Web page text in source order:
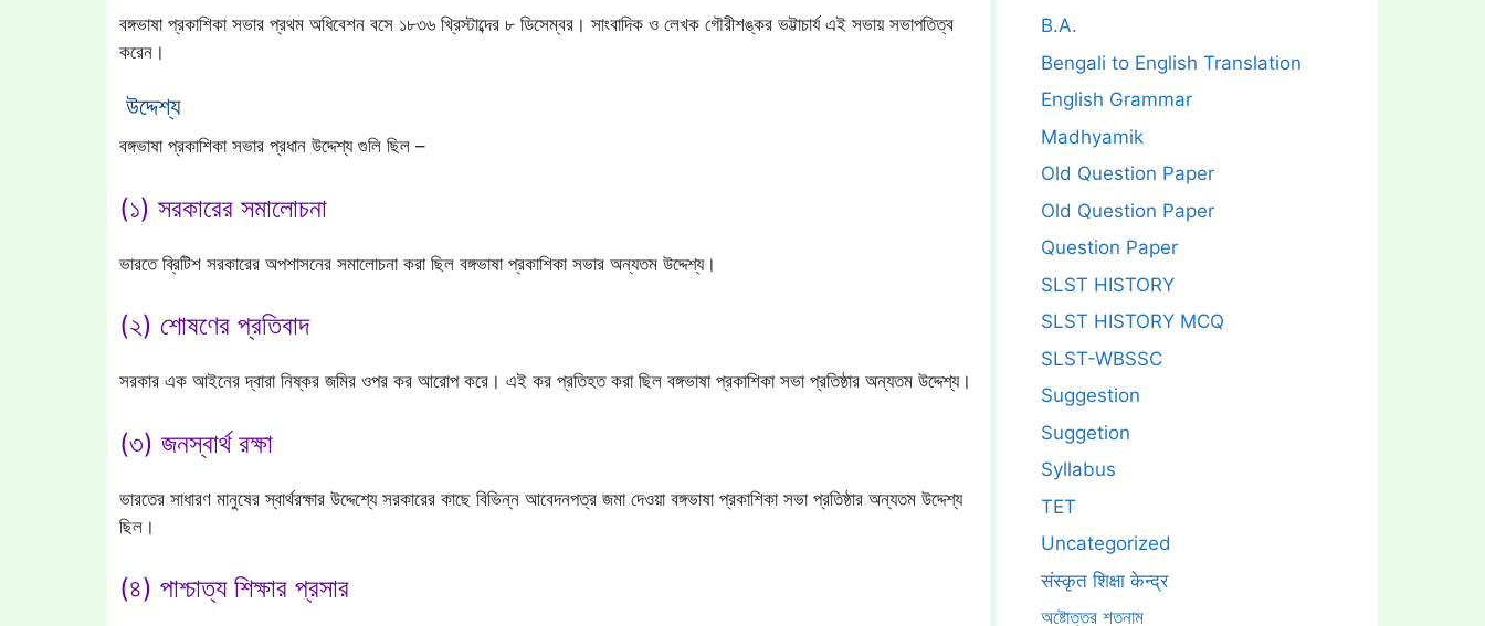
বঙ্গভাষা প্রকাশিকা সভার প্রথম অধিবেশন বসে ১৮৩৬ খ্রিস্টাব্দের ৮ ডিসেম্বর। সাংবাদিক ও লেখক গৌরীশঙ্কর ভট্টাচার্য এই সভায় সভাপতিত্ব
করেন।
উদ্দেশ্য
বঙ্গভাষা প্রকাশিকা সভার প্রধান উদ্দেশ্য গুলি ছিল –
(১) সরকারের সমালোচনা
ভারতে ব্রিটিশ সরকারের অপশাসনের সমালোচনা করা ছিল বঙ্গভাষা প্রকাশিকা সভার অন্যতম উদ্দেশ্য।
(২) শোষণের প্রতিবাদ
সরকার এক আইনের দ্বারা নিষ্কর জমির ওপর কর আরোপ করে। এই কর প্রতিহত করা ছিল বঙ্গভাষা প্রকাশিকা সভা প্রতিষ্ঠার অন্যতম উদ্দেশ্য।
(৩) জনস্বার্থ রক্ষা
ভারতের সাধারণ মানুষের স্বার্থরক্ষার উদ্দেশ্যে সরকারের কাছে বিভিন্ন আবেদনপত্র জমা দেওয়া বঙ্গভাষা প্রকাশিকা সভা প্রতিষ্ঠার অন্যতম উদ্দেশ্য
ছিল।
(৪) পাশ্চাত্য শিক্ষার প্রসার
B.A.
Bengali to English Translation
English Grammar
Madhyamik
Old Question Paper
Old Question Paper
Question Paper
SLST HISTORY
SLST HISTORY MCQ
SLST-WBSSC
Suggestion
Suggetion
Syllabus
TET
Uncategorized
संस्कृत शिक्षा केन्द्र
অষ্টোত্তর শতনাম